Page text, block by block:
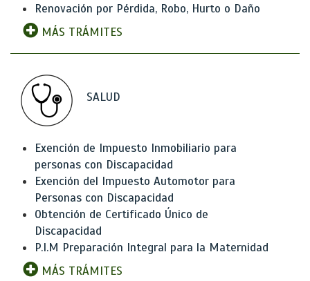
Renovación por Pérdida, Robo, Hurto o Daño
MÁS TRÁMITES
SALUD
Exención de Impuesto Inmobiliario para
personas con Discapacidad
Exención del Impuesto Automotor para
Personas con Discapacidad
Obtención de Certificado Único de
Discapacidad
P.I.M Preparación Integral para la Maternidad
MÁS TRÁMITES